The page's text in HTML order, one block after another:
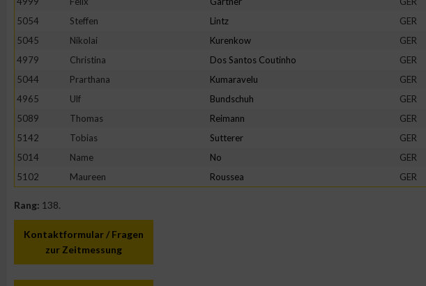
5054
Steffen Lintz GER
5045
Nikolai Kurenkow GER
4979
Christina Dos Santos Coutinho GER
5044
Prarthana Kumaravelu GER
4965
Ulf Bundschuh GER
5089
Thomas Reimann GER
5142
Tobias Sutterer GER
5014
Name No GER
5102
Maureen Roussea GER
Rang: 138.
Kontaktformular / Fragen
zur Zeitmessung
Verwendung genauer Standortdaten
Nicht-IAB-Verarbeitungszwecke:
Performance
Werbung